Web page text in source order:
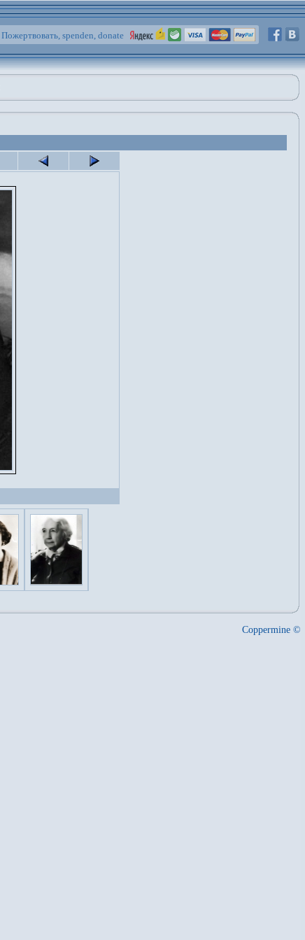
Пожертвовать, spenden, donate
Coppermine ©